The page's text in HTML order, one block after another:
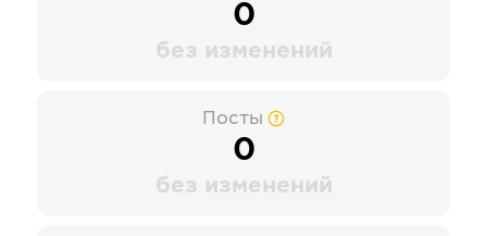
0
без изменений
Посты
0
без изменений